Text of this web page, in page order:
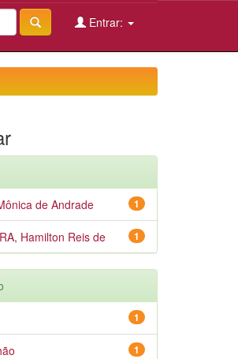
Entrar:
1
de Andrade
1
Hamilton Reis de
1
1